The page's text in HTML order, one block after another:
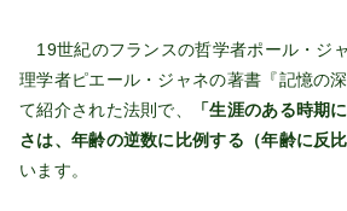
19世紀のフランスの哲学者ポール・ジ
理学者ピエール・ジャネの著書『記憶の
て紹介された法則で、
「生涯のある時期
さは、年齢の逆数に比例する（年齢に反比
います。